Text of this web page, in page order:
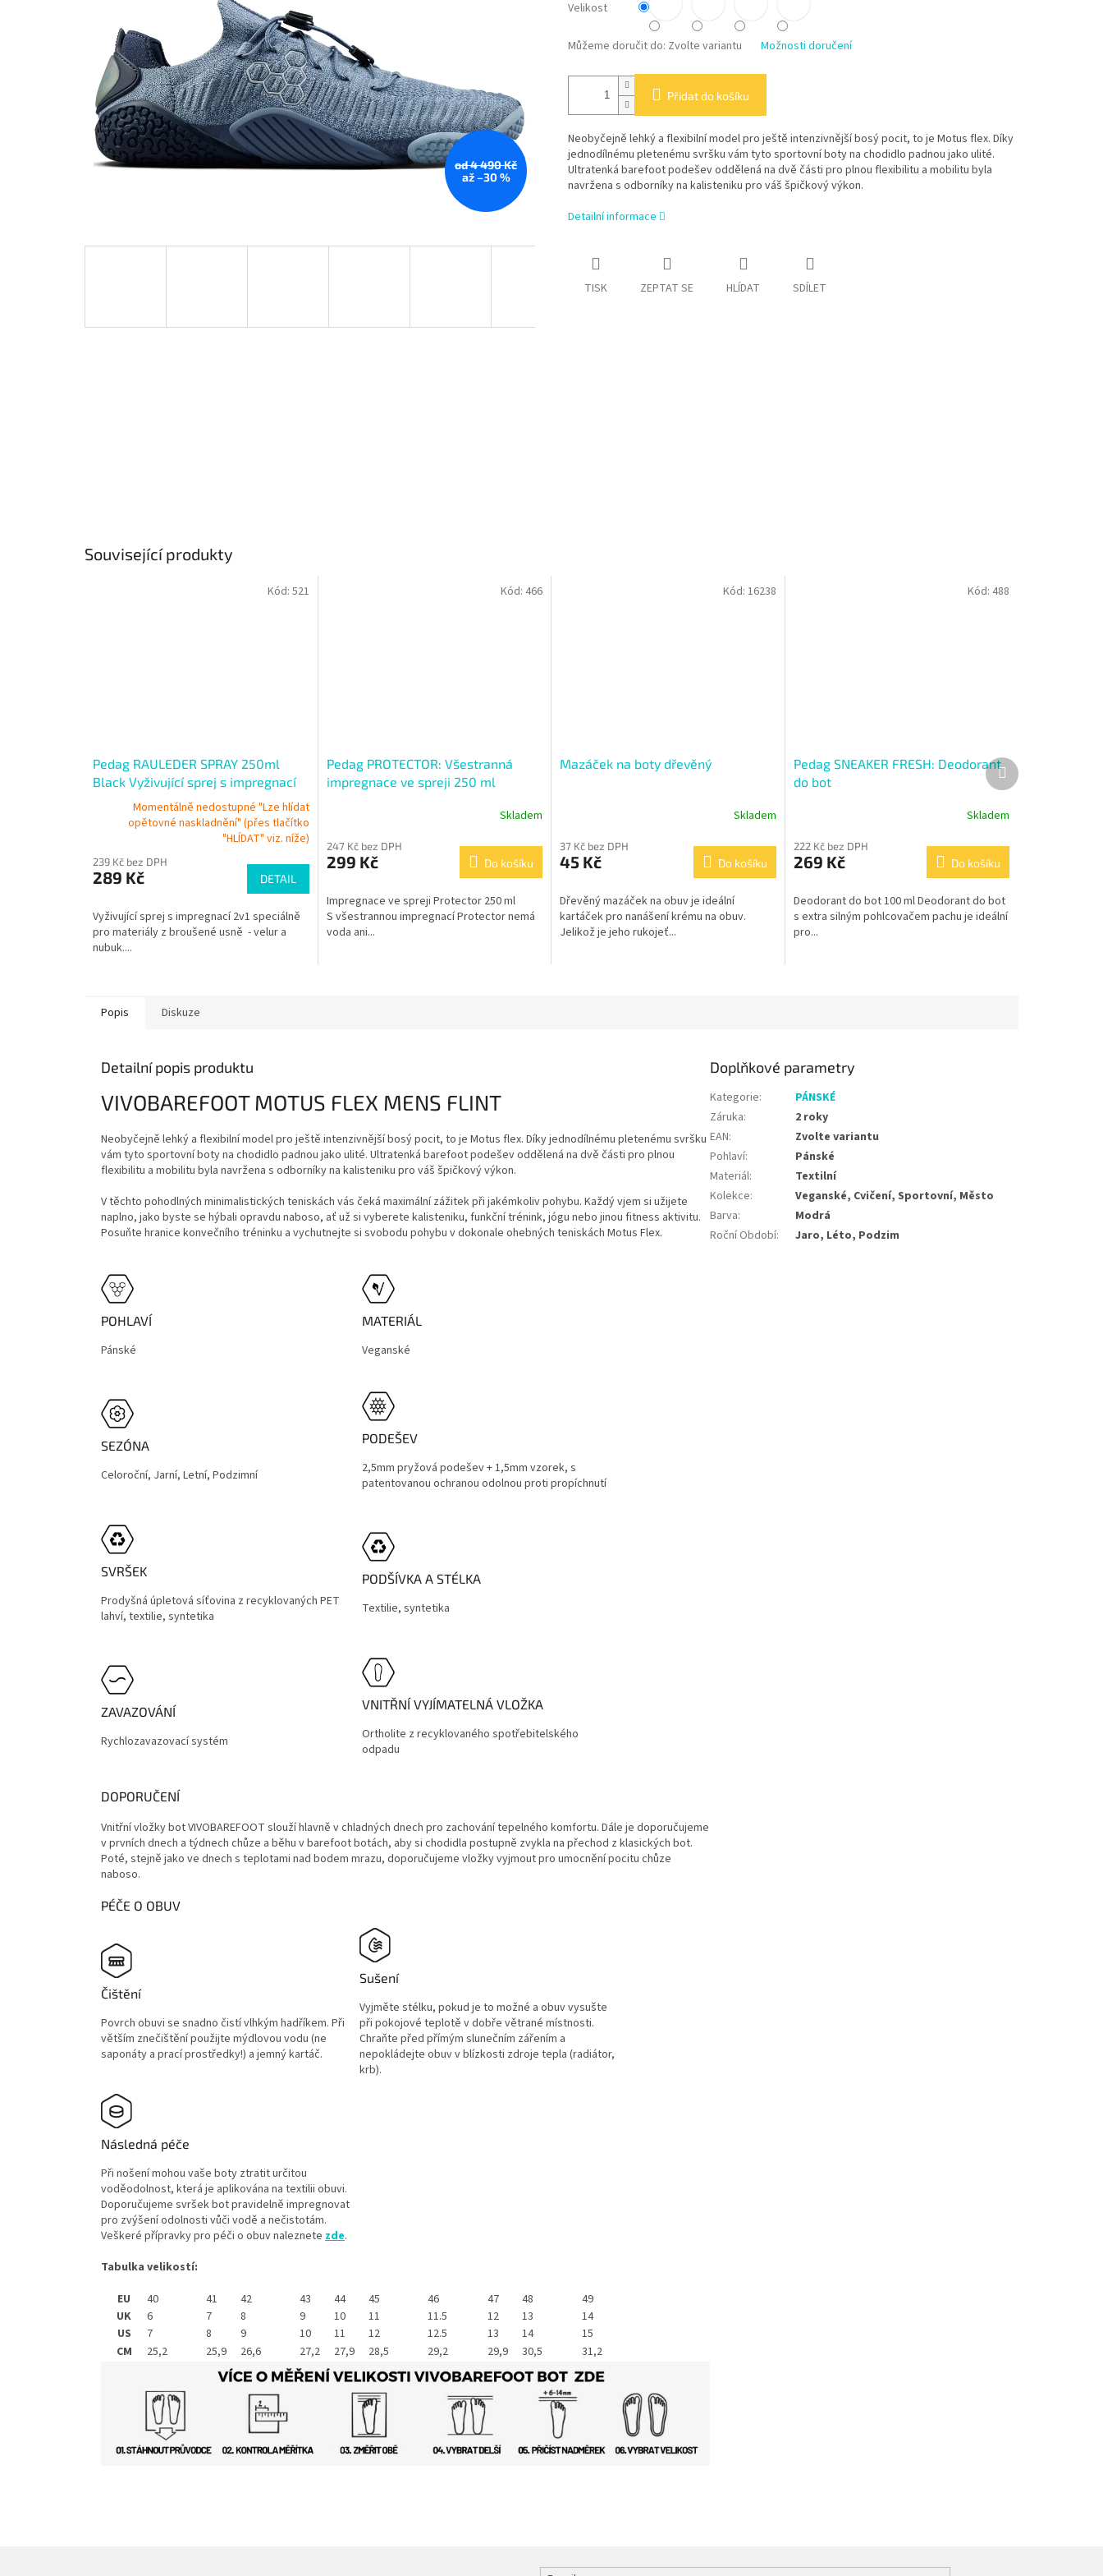
od 4 490 Kč
až –30 %
Velikost
Můžeme doručit do: Zvolte variantu Možnosti doručení
Přidat do košíku
Neobyčejně lehký a flexibilní model pro ještě intenzivnější bosý pocit, to je Motus flex. Díky
jednodílnému pletenému svršku vám tyto sportovní boty na chodidlo padnou jako ulité.
Ultratenká barefoot podešev oddělená na dvě části pro plnou flexibilitu a mobilitu byla
navržena s odborníky na kalisteniku pro váš špičkový výkon.
Detailní informace
TISK ZEPTAT SE HLÍDAT SDÍLET
Související produkty
Pedag RAULEDER SPRAY 250ml
Black Vyživující sprej s impregnací
Momentálně nedostupné "Lze hlídat
opětovné naskladnění" (přes tlačítko
"HLÍDAT" viz. níže)
239 Kč bez DPH
289 Kč DETAIL
Vyživující sprej s impregnací 2v1 speciálně
pro materiály z broušené usně - velur a
nubuk....
Kód: 521
Pedag PROTECTOR: Všestranná
impregnace ve spreji 250 ml
Skladem
247 Kč bez DPH
299 Kč Do košíku
Impregnace ve spreji Protector 250 ml
S všestrannou impregnací Protector nemá
voda ani...
Kód: 466
Mazáček na boty dřevěný
Skladem
37 Kč bez DPH
45 Kč Do košíku
Dřevěný mazáček na obuv je ideální
kartáček pro nanášení krému na obuv.
Jelikož je jeho rukojeť...
Kód: 16238
Pedag SNEAKER FRESH: Deodorant
do bot
Skladem
222 Kč bez DPH
269 Kč Do košíku
Deodorant do bot 100 ml Deodorant do bot
s extra silným pohlcovačem pachu je ideální
pro...
Kód: 488
Další
produkt
Popis Diskuze
Detailní popis produktu
VIVOBAREFOOT MOTUS FLEX MENS FLINT
Neobyčejně lehký a flexibilní model pro ještě intenzivnější bosý pocit, to je Motus flex. Díky jednodílnému pletenému svršku
vám tyto sportovní boty na chodidlo padnou jako ulité. Ultratenká barefoot podešev oddělená na dvě části pro plnou
flexibilitu a mobilitu byla navržena s odborníky na kalisteniku pro váš špičkový výkon.
V těchto pohodlných minimalistických teniskách vás čeká maximální zážitek při jakémkoliv pohybu. Každý vjem si užijete
naplno, jako byste se hýbali opravdu naboso, ať už si vyberete kalisteniku, funkční trénink, jógu nebo jinou fitness aktivitu.
Posuňte hranice konvečního tréninku a vychutnejte si svobodu pohybu v dokonale ohebných teniskách Motus Flex.
POHLAVÍ
Pánské
MATERIÁL
Veganské
SEZÓNA
Celoroční, Jarní, Letní, Podzimní
PODEŠEV
2,5mm pryžová podešev + 1,5mm vzorek, s
patentovanou ochranou odolnou proti propíchnutí
SVRŠEK
Prodyšná úpletová síťovina z recyklovaných PET
lahví, textilie, syntetika
PODŠÍVKA A STÉLKA
Textilie, syntetika
ZAVAZOVÁNÍ
Rychlozavazovací systém
VNITŘNÍ VYJÍMATELNÁ VLOŽKA
Ortholite z recyklovaného spotřebitelského
odpadu
DOPORUČENÍ
Vnitřní vložky bot VIVOBAREFOOT slouží hlavně v chladných dnech pro zachování tepelného komfortu. Dále je doporučujeme
v prvních dnech a týdnech chůze a běhu v barefoot botách, aby si chodidla postupně zvykla na přechod z klasických bot.
Poté, stejně jako ve dnech s teplotami nad bodem mrazu, doporučujeme vložky vyjmout pro umocnění pocitu chůze
naboso.
PÉČE O OBUV
Čištění
Povrch obuvi se snadno čistí vlhkým hadříkem. Při
větším znečištění použijte mýdlovou vodu (ne
saponáty a prací prostředky!) a jemný kartáč.
Sušení
Vyjměte stélku, pokud je to možné a obuv vysušte
při pokojové teplotě v dobře větrané místnosti.
Chraňte před přímým slunečním zářením a
nepokládejte obuv v blízkosti zdroje tepla (radiátor,
krb).
Následná péče
Při nošení mohou vaše boty ztratit určitou
voděodolnost, která je aplikována na textilii obuvi.
Doporučujeme svršek bot pravidelně impregnovat
pro zvýšení odolnosti vůči vodě a nečistotám.
Veškeré přípravky pro péči o obuv naleznete zde.
Tabulka velikostí:
EU
40 41 42 43 44 45 46 47 48
49
UK
6 7 8 9 10 11 11.5 12 13
14
US
7 8 9 10 11 12 12.5 13 14
15
CM
25,2 25,9 26,6 27,2 27,9 28,5 29,2 29,9 30,5 31,2
Doplňkové parametry
Kategorie:
PÁNSKÉ
Záruka:
2 roky
EAN:
Zvolte variantu
Pohlaví:
Pánské
Materiál:
Textilní
Kolekce:
Veganské, Cvičení, Sportovní, Město
Barva:
Modrá
Roční Období: Jaro, Léto, Podzim